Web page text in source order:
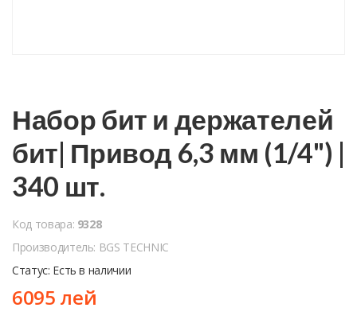
Набор бит и держателей
бит| Привод 6,3 мм (1/4") |
340 шт.
Код товара: 9328
Производитель: BGS TECHNIC
Статус: Есть в наличии
6095 лей